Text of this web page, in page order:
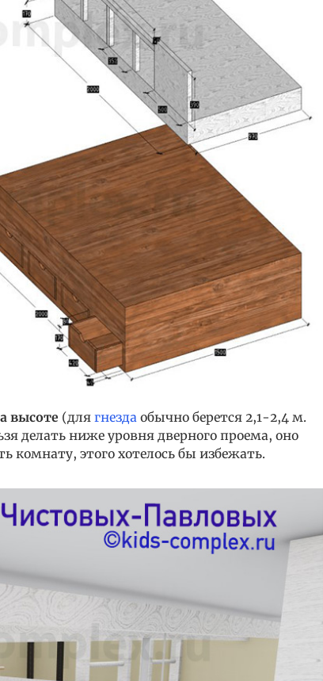
высоте (длягнезда обычно берется 2,1-2,4 м.
делать ниже уровня дверного проема, оно
комнату, этого хотелось бы избежать.